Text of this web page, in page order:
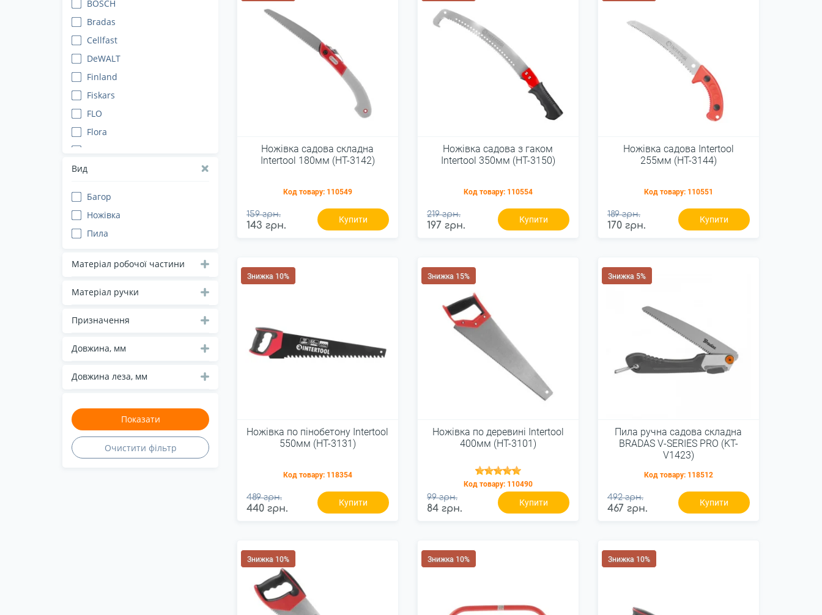
BOSCH
Bradas
Cellfast
DeWALT
Finland
Fiskars
FLO
Flora
Gruntek
HECHT
Intertool
MasterTool
My Garden
Neo tools
Pretul
Sigma
Вид
Багор
Ножівка
Пила
Матеріал робочої частини
Матеріал ручки
Призначення
Довжина, мм
Довжина леза, мм
Ножівка садова складна
Intertool 180мм (HT-3142)
Код товару: 110549
159 грн.
143 грн.
Купити
Ножівка садова з гаком
Intertool 350мм (HT-3150)
Код товару: 110554
219 грн.
197 грн.
Купити
Ножівка садова Intertool
255мм (HT-3144)
Код товару: 110551
189 грн.
170 грн.
Купити
Знижка 10%
Ножівка по пінобетону Intertool
550мм (HT-3131)
Код товару: 118354
489 грн.
440 грн.
Купити
Знижка 15%
Ножівка по деревині Intertool
400мм (HT-3101)
Код товару: 110490
99 грн.
84 грн.
Купити
Знижка 5%
Пила ручна садова складна
BRADAS V-SERIES PRO (KT-
V1423)
Код товару: 118512
492 грн.
467 грн.
Купити
Знижка 10% Знижка 10% Знижка 10%